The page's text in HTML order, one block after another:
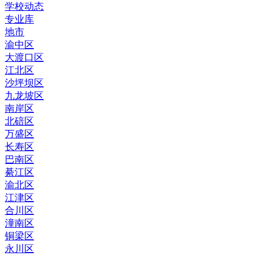
学校动态
专业库
地市
渝中区
大渡口区
江北区
沙坪坝区
九龙坡区
南岸区
北碚区
万盛区
长寿区
巴南区
綦江区
渝北区
江津区
合川区
潼南区
铜梁区
永川区